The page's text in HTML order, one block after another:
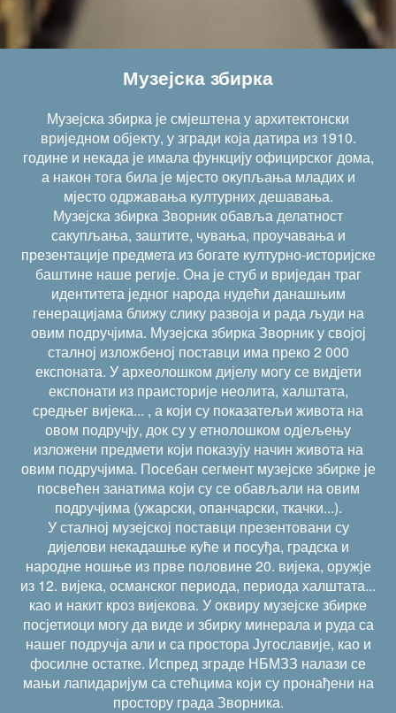
Музејска збирка
Музејска збирка је смјештена у архитектонски
вриједном објекту, у згради која датира из 1910.
године и некада је имала функцију официрског дома,
а након тога била је мјесто окупљања младих и
мјесто одржавања културних дешавања.
Музејска збирка Зворник обавља делатност
сакупљања, заштите, чувања, проучавања и
презентације предмета из богате културно-историјске
баштине наше регије. Она је стуб и вриједан траг
идентитета једног народа нудећи данашњим
генерацијама ближу слику развоја и рада људи на
овим подручјима. Музејска збирка Зворник у својој
сталној изложбеној поставци има преко 2 000
експоната. У археолошком дијелу могу се видјети
експонати из праисторије неолита, халштата,
средњег вијека... , а који су показатељи живота на
овом подручју, док су у етнолошком одјељењу
изложени предмети који показују начин живота на
овим подручјима. Посебан сегмент музејске збирке је
посвећен занатима који су се обављали на овим
подручјима (ужарски, опанчарски, ткачки...).
У сталној музејској поставци презентовани су
дијелови некадашње куће и посуђа, градска и
народне ношње из прве половине 20. вијека, оружје
из 12. вијека, османског периода, периода халштата...
као и накит кроз вијекова. У оквиру музејске збирке
посјетиоци могу да виде и збирку минерала и руда са
нашег подручја али и са простора Југославије, као и
фосилне остатке. Испред зграде НБМЗЗ налази се
мањи лапидаријум са стећцима који су пронађени на
простору града Зворника.